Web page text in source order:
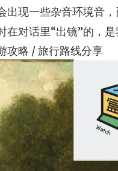
出现一些杂音环境音
在对话里“出镜”的，
攻略 / 旅行路线分享